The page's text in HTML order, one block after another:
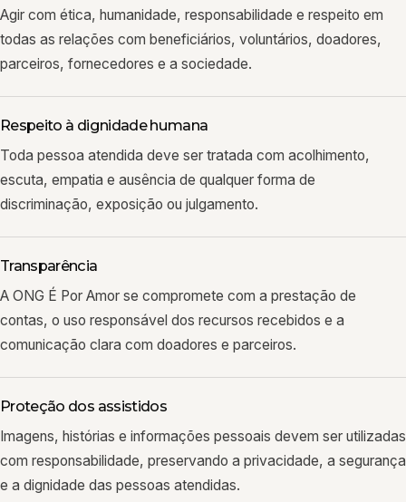
Agir com ética, humanidade, responsabilidade e respeito em
todas as relações com beneficiários, voluntários, doadores,
parceiros, fornecedores e a sociedade.
Respeito à dignidade humana
Toda pessoa atendida deve ser tratada com acolhimento,
escuta, empatia e ausência de qualquer forma de
discriminação, exposição ou julgamento.
Transparência
A ONG É Por Amor se compromete com a prestação de
contas, o uso responsável dos recursos recebidos e a
comunicação clara com doadores e parceiros.
Proteção dos assistidos
Imagens, histórias e informações pessoais devem ser utilizadas
com responsabilidade, preservando a privacidade, a segurança
e a dignidade das pessoas atendidas.